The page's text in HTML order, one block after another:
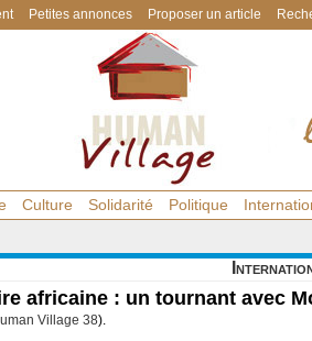
Petites annonces Proposer un article
Culture Solidarité Politique
africaine : un tournant avec
Village 38).